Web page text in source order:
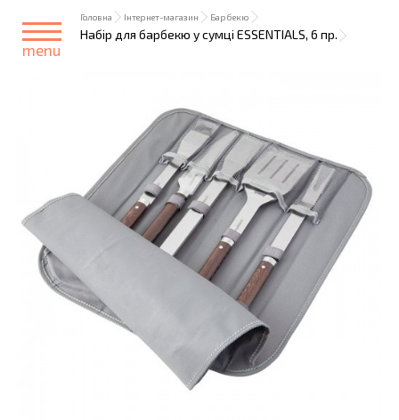
menu
Головна Інтернет-магазин Барбекю
Набір для барбекю у сумці ESSENTIALS, 6 пр.